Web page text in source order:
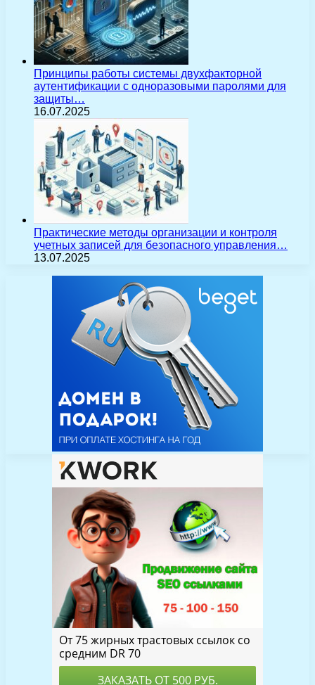
Принципы работы системы двухфакторной
аутентификации с одноразовыми паролями для
защиты…
16.07.2025
Практические методы организации и контроля
учетных записей для безопасного управления…
13.07.2025